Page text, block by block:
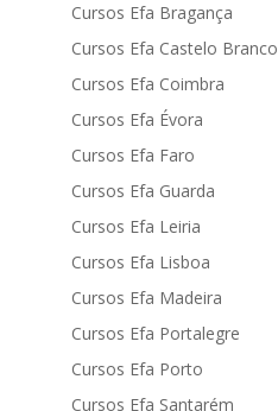
Cursos Efa Bragança
Cursos Efa Castelo Branco
Cursos Efa Coimbra
Cursos Efa Évora
Cursos Efa Faro
Cursos Efa Guarda
Cursos Efa Leiria
Cursos Efa Lisboa
Cursos Efa Madeira
Cursos Efa Portalegre
Cursos Efa Porto
Cursos Efa Santarém